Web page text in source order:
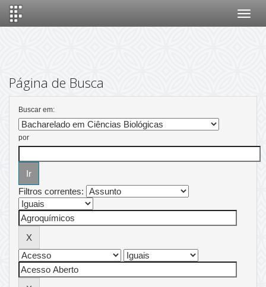
Página de Busca
Buscar em:
por
Filtros correntes: